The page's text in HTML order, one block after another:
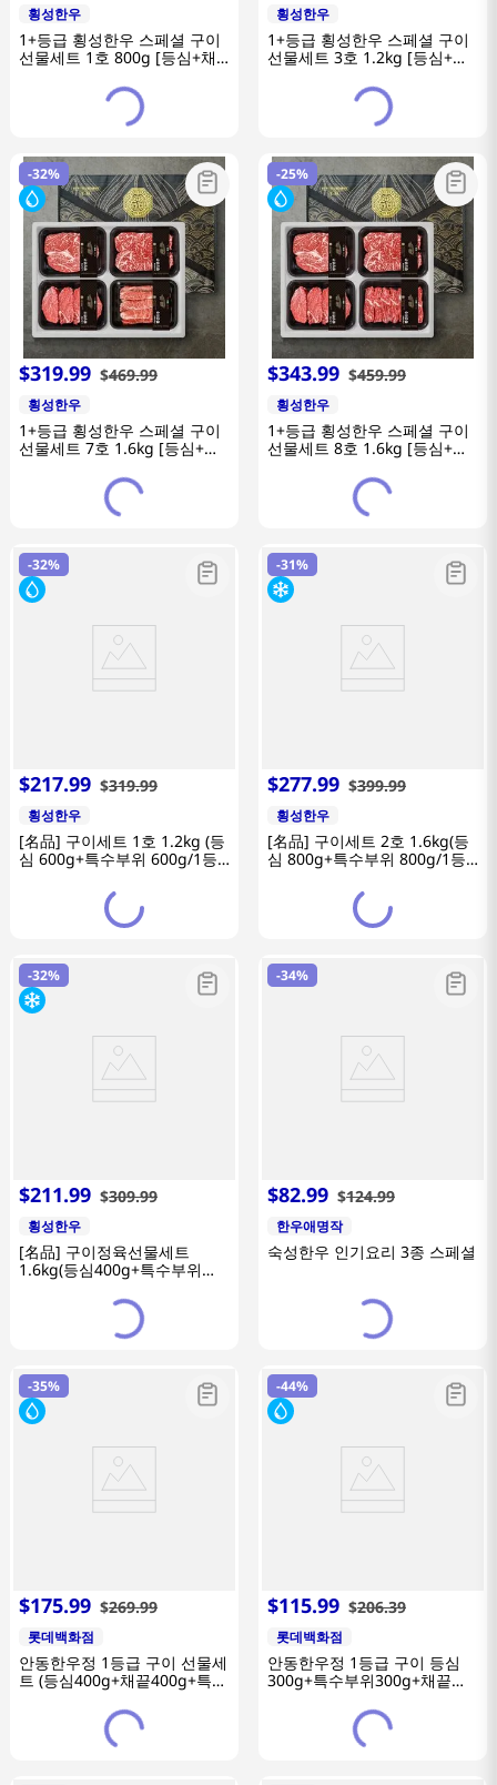
횡성한우
1+등급 횡성한우 스페셜 구이
선물세트 1호 800g [등심+채
횡성한우
1+등급 횡성한우 스페셜 구이
선물세트 3호 1.2kg [등심+안
-32%
$319.99 $469.99
횡성한우
1+등급 횡성한우 스페셜 구이
선물세트 7호 1.6kg [등심+채
-25%
$343.99 $459.99
횡성한우
1+등급 횡성한우 스페셜 구이
선물세트 8호 1.6kg [등심+채
-32%
$217.99 $319.99
횡성한우
[名品] 구이세트 1호 1.2kg (등
심 600g+특수부위 600g/1등
급이상)
-31%
$277.99 $399.99
횡성한우
[名品] 구이세트 2호 1.6kg(등
심 800g+특수부위 800g/1등
급이상)
-32%
$211.99 $309.99
횡성한우
[名品] 구이정육선물세트
1.6kg(등심400g+특수부위
400g+불고기400g+국거리
400g/1등급이상)
-34%
$82.99 $124.99
한우애명작
숙성한우 인기요리 3종 스페셜
-35%
$175.99 $269.99
롯데백화점
안동한우정 1등급 구이 선물세
트 (등심400g+채끝400g+특수
부위400g+갈비살400g)
-44%
$115.99 $206.39
롯데백화점
안동한우정 1등급 구이 등심
300g+특수부위300g+채끝
300g